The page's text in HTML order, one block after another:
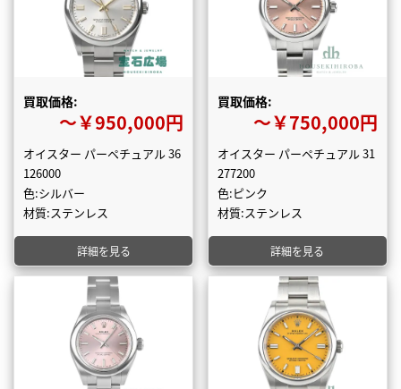
買取価格:
〜￥950,000円
オイスター パーペチュアル 36
126000
色:シルバー
材質:ステンレス
詳細を見る
買取価格:
〜￥750,000円
オイスター パーペチュアル 31
277200
色:ピンク
材質:ステンレス
詳細を見る